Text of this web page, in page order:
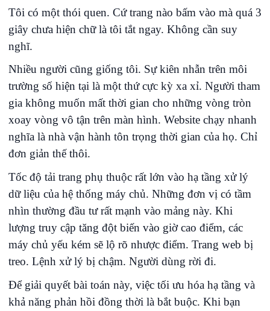
Tôi có một thói quen. Cứ trang nào bấm vào mà quá 3
giây chưa hiện chữ là tôi tắt ngay. Không cần suy
nghĩ.
Nhiều người cũng giống tôi. Sự kiên nhẫn trên môi
trường số hiện tại là một thứ cực kỳ xa xỉ. Người tham
gia không muốn mất thời gian cho những vòng tròn
xoay vòng vô tận trên màn hình. Website chạy nhanh
nghĩa là nhà vận hành tôn trọng thời gian của họ. Chỉ
đơn giản thế thôi.
Tốc độ tải trang phụ thuộc rất lớn vào hạ tầng xử lý
dữ liệu của hệ thống máy chủ. Những đơn vị có tầm
nhìn thường đầu tư rất mạnh vào mảng này. Khi
lượng truy cập tăng đột biến vào giờ cao điểm, các
máy chủ yếu kém sẽ lộ rõ nhược điểm. Trang web bị
treo. Lệnh xử lý bị chậm. Người dùng rời đi.
Để giải quyết bài toán này, việc tối ưu hóa hạ tầng và
khả năng phản hồi đồng thời là bắt buộc. Khi bạn